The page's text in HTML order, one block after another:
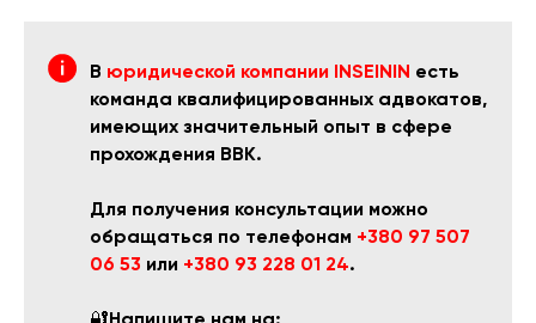
В юридической компании INSEININ есть
команда квалифицированных адвокатов,
имеющих значительный опыт в сфере
прохождения ВВК.
Для получения консультации можно
обращаться по телефонам +380 97 507
06 53 или +380 93 228 01 24.
🔐Напишите нам на: